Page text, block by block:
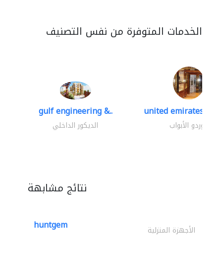
الخدمات المتوفرة من نفس التصنيف
gulf engineering &..
الديكور الداخلي
united emirates
موردو الأبواب
نتائج مشابهة
huntgem الأجهزة المنزلية